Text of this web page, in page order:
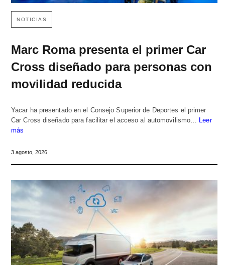
NOTICIAS
Marc Roma presenta el primer Car
Cross diseñado para personas con
movilidad reducida
Yacar ha presentado en el Consejo Superior de Deportes el primer
Car Cross diseñado para facilitar el acceso al automovilismo… Leer
más
3 agosto, 2026